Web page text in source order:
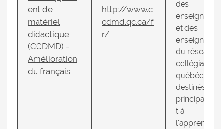
ent de
matériel
didactique
(CCDMD) -
Amélioration
du français
http://www.c
cdmd.qc.ca/f
r/
des
et des
enseignants
du réseau
collégial
québécois,
destinés
t à